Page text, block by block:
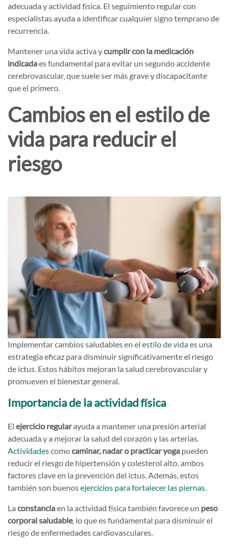
adecuada y actividad física. El seguimiento regular con
especialistas ayuda a identificar cualquier signo temprano de
recurrencia.
Mantener una vida activa ycumplir con la medicación
indicadaes fundamental para evitar un segundo accidente
cerebrovascular, que suele ser más grave y discapacitante
que el primero.
Cambios en el estilo de
vida para reducir el
riesgo
Implementar cambios saludables en el estilo de vida es una
estrategia eficaz para disminuir significativamente el riesgo
de ictus. Estos hábitos mejoran la salud cerebrovascular y
promueven el bienestar general.
Importancia de la actividad física
El ejercicio regularayuda a mantener una presión arterial
adecuada y a mejorar la salud del corazón y las arterias.
Actividadescomocaminar, nadar o practicar yoga pueden
reducir el riesgo de hipertensión y colesterol alto, ambos
factores clave en la prevención del ictus. Además, estos
también son buenosejercicios para fortalecer las piernas.
La constanciaen la actividad física también favorece un peso
corporal saludable, lo que es fundamental para disminuir el
riesgo de enfermedades cardiovasculares.